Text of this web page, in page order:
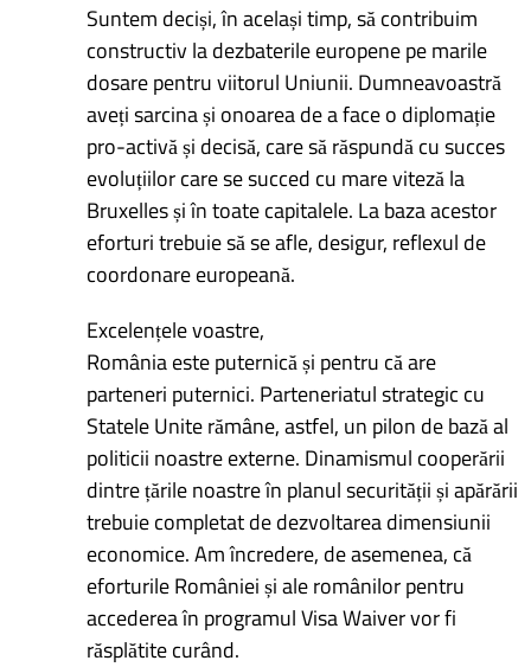
Suntem deciși, în același timp, să contribuim
constructiv la dezbaterile europene pe marile
dosare pentru viitorul Uniunii. Dumneavoastră
aveți sarcina și onoarea de a face o diplomație
pro-activă și decisă, care să răspundă cu succes
evoluțiilor care se succed cu mare viteză la
Bruxelles și în toate capitalele. La baza acestor
eforturi trebuie să se afle, desigur, reflexul de
coordonare europeană.
Excelențele voastre,
România este puternică și pentru că are
parteneri puternici. Parteneriatul strategic cu
Statele Unite rămâne, astfel, un pilon de bază al
politicii noastre externe. Dinamismul cooperării
dintre țările noastre în planul securității și apărării
trebuie completat de dezvoltarea dimensiunii
economice. Am încredere, de asemenea, că
eforturile României și ale românilor pentru
accederea în programul Visa Waiver vor fi
răsplătite curând.